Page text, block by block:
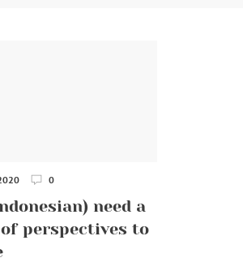
0
need a
perspectives to